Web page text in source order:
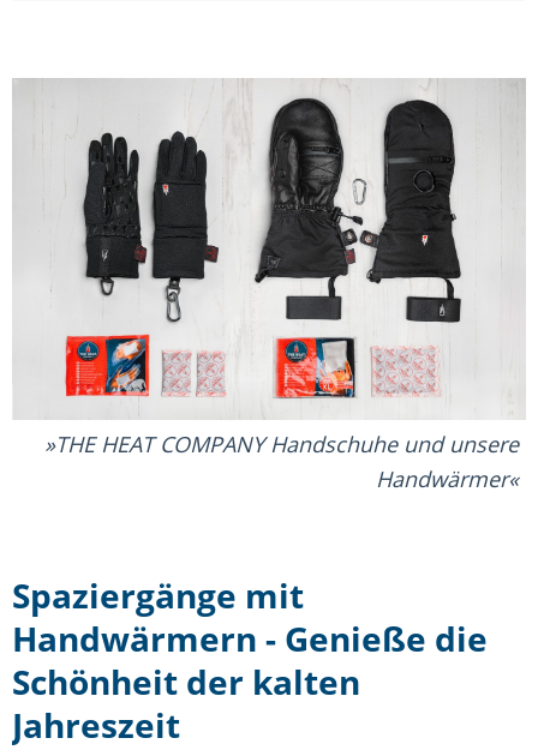
THE HEAT COMPANY Handschuhe und unsere
Handwärmer
Spaziergänge mit
Handwärmern - Genieße die
Schönheit der kalten
Jahreszeit